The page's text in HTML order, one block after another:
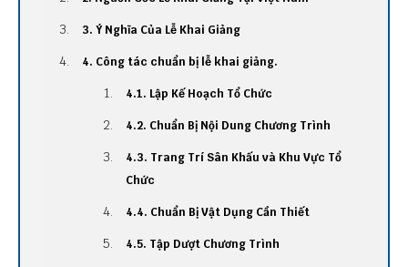
3. Ý Nghĩa Của Lễ Khai Giảng
4. Công tác chuẩn bị lễ khai giảng.
4.1. Lập Kế Hoạch Tổ Chức
4.2. Chuẩn Bị Nội Dung Chương Trình
4.3. Trang Trí Sân Khấu và Khu Vực Tổ
Chức
4.4. Chuẩn Bị Vật Dụng Cần Thiết
4.5. Tập Dượt Chương Trình